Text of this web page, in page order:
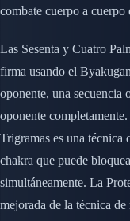
combate cuerpo a
Las Sesenta y Cuatro
firma usando el
oponente, una secuencia
oponente
Trigramas es una técnica
chakra que puede
simultáneamente. La
mejorada de la técnica de